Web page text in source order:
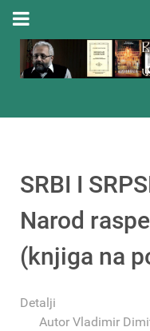
SRBI I
Narod
(knjiga na
Detalji
Autor Vladimir